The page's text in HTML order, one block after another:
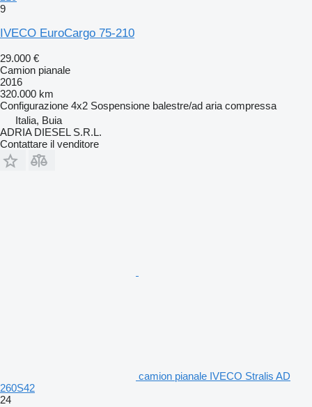
9
IVECO EuroCargo 75-210
29.000 €
Camion pianale
2016
320.000 km
Configurazione 4x2 Sospensione balestre/ad aria compressa
Italia, Buia
ADRIA DIESEL S.R.L.
Contattare il venditore
camion pianale IVECO Stralis AD
260S42
24